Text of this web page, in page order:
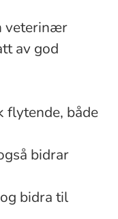
veterinær
av god
flytende, både
bidrar
bidra til